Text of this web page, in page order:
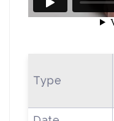
Type